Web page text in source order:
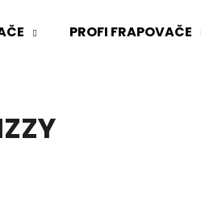
PROFI FRAPOVAČE